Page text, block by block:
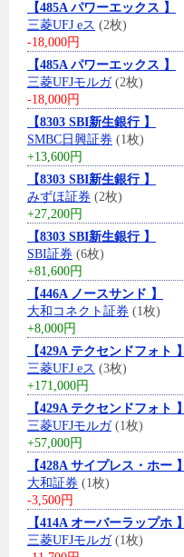
【485A パワーエックス 】
三菱UFJ eス (2枚)
-18,000円
【485A パワーエックス 】
三菱UFJモルガ(2枚)
-18,000円
【8303 SBI新生銀行 】
SMBC日興証券 (1枚)
+13,600円
【8303 SBI新生銀行 】
みずほ証券 (2枚)
+27,200円
【8303 SBI新生銀行 】
SBI証券 (6枚)
+81,600円
【446A ノースサンド 】
大和コネクト証券 (1枚)
+8,000円
【429A テクセンドフォト 】
三菱UFJ eス (3枚)
+171,000円
【429A テクセンドフォト 】
三菱UFJモルガ(1枚)
+57,000円
【428A サイプレス・ホー 】
大和証券 (1枚)
-3,500円
【414A オーバーラップホ 】
三菱UFJモルガ(1枚)